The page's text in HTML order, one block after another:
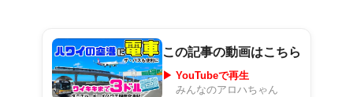
この記事の動画はこちら
▶ YouTubeで再生
みんなのアロハちゃん